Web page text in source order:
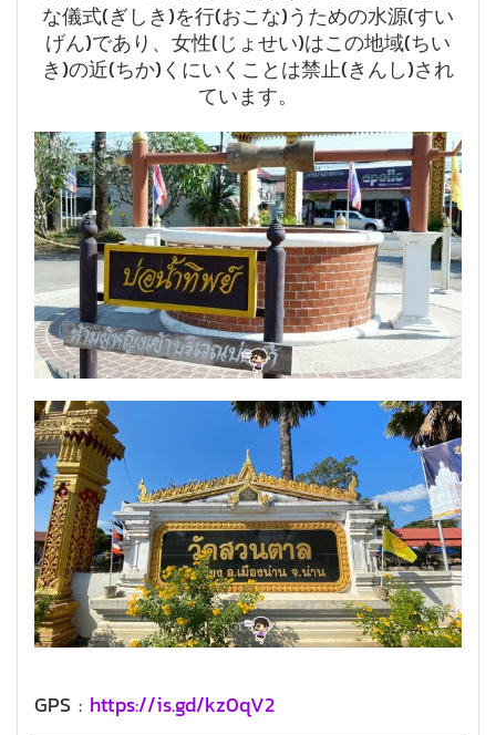
な儀式(ぎしき)を行(おこな)うための水源(すい
げん)であり、女性(じょせい)はこの地域(ちい
き)の近(ちか)くにいくことは禁止(きんし)され
ています。
GPS : https://is.gd/kz0qV2